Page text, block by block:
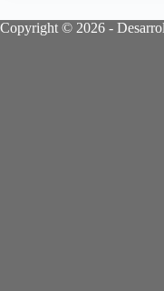
Copyright © 2026 -